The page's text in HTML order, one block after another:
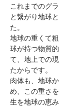
これまでのグ
と繋がり地球
た。
地球の重くて
球が持つ物質
て、地上での
たからです。
肉体も、地球
め、この重さ
生を地球の恵